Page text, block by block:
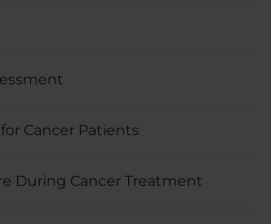
Cancer Patients
During Cancer Treatment